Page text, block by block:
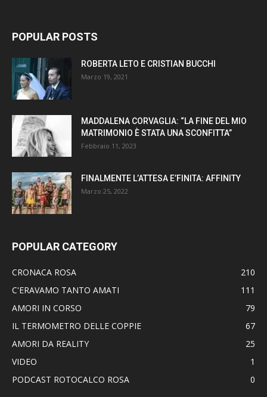
POPULAR POSTS
ROBERTA LETO E CRISTIAN BUCCHI
Marzo 19, 2021
MADDALENA CORVAGLIA: “LA FINE DEL MIO
MATRIMONIO È STATA UNA SCONFITTA”
Febbraio 11, 2023
FINALMENTE L’ATTESA E’FINITA: AFFINITY
Marzo 25, 2022
POPULAR CATEGORY
CRONACA ROSA
210
C'ERAVAMO TANTO AMATI
111
AMORI IN CORSO
79
IL TERMOMETRO DELLE COPPIE
67
AMORI DA REALITY
25
VIDEO
1
PODCAST ROTOCALCO ROSA
0